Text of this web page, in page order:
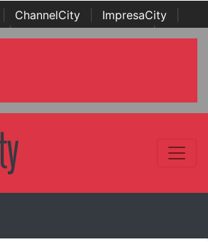
ChannelCity ImpresaCity
| Italian Channel Awards | Italian